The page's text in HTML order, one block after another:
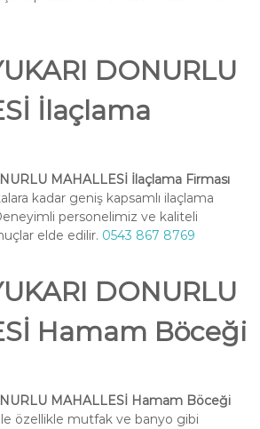
DONURLU
İlaçlama
MAHALLESİ İlaçlama Firması
kadar geniş kapsamlı ilaçlama
personelimiz ve kaliteli
elde edilir. 0543 867 8769
DONURLU
Hamam Böceği
MAHALLESİ Hamam Böceği
özellikle mutfak ve banyo gibi